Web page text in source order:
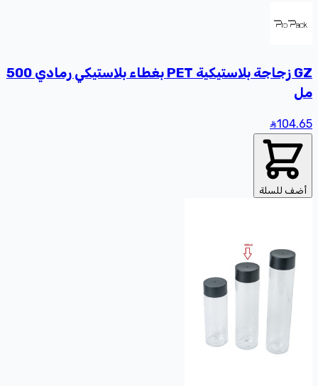
GZ زجاجة بلاستيكية PET بغطاء بلاستيكي رمادي 500
مل
104.65
أضف للسلة